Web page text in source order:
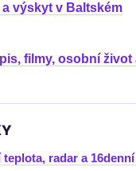
výskyt v Baltském
filmy, osobní život
teplota, radar a